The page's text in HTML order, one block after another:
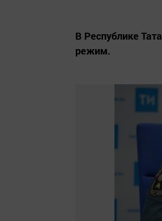
В Республике
режим.